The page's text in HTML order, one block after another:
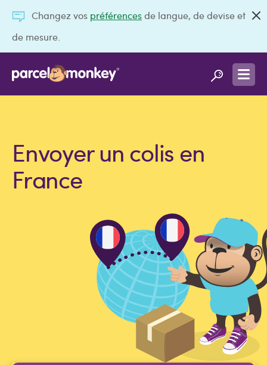
Changez vos préférencesde langue, de devise et
de mesure.
Envoyer un colis en
France